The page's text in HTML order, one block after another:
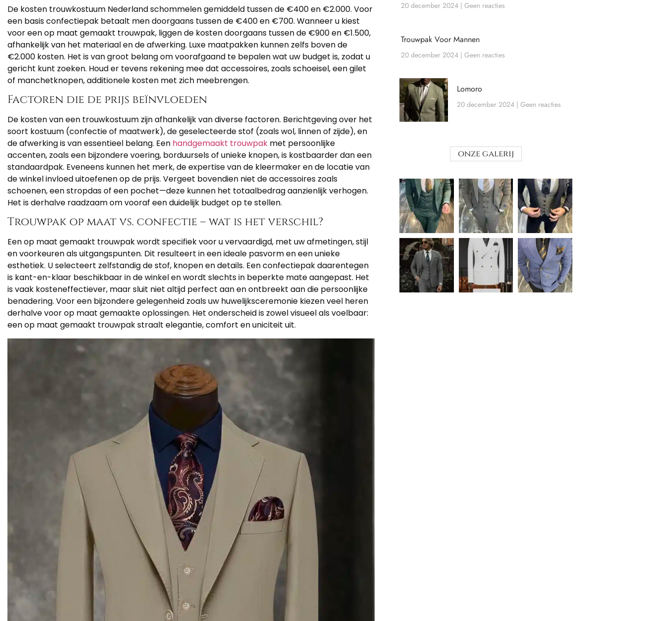
De kosten trouwkostuum Nederland schommelen gemiddeld tussen de €400 en €2.000. Voor
een basis confectiepak betaalt men doorgaans tussen de €400 en €700. Wanneer u kiest
voor een op maat gemaakt trouwpak, liggen de kosten doorgaans tussen de €900 en €1.500,
afhankelijk van het materiaal en de afwerking. Luxe maatpakken kunnen zelfs boven de
€2.000 kosten. Het is van groot belang om voorafgaand te bepalen wat uw budget is, zodat u
gericht kunt zoeken. Houd er tevens rekening mee dat accessoires, zoals schoeisel, een gilet
of manchetknopen, additionele kosten met zich meebrengen.
Factoren die de prijs beïnvloeden
De kosten van een trouwkostuum zijn afhankelijk van diverse factoren. Berichtgeving over het
soort kostuum (confectie of maatwerk), de geselecteerde stof (zoals wol, linnen of zijde), en
de afwerking is van essentieel belang. Een handgemaakt trouwpak met persoonlijke
accenten, zoals een bijzondere voering, borduursels of unieke knopen, is kostbaarder dan een
standaardpak. Eveneens kunnen het merk, de expertise van de kleermaker en de locatie van
de winkel invloed uitoefenen op de prijs. Vergeet bovendien niet de accessoires zoals
schoenen, een stropdas of een pochet—deze kunnen het totaalbedrag aanzienlijk verhogen.
Het is derhalve raadzaam om vooraf een duidelijk budget op te stellen.
Trouwpak op maat vs. confectie – wat is het verschil?
Een op maat gemaakt trouwpak wordt specifiek voor u vervaardigd, met uw afmetingen, stijl
en voorkeuren als uitgangspunten. Dit resulteert in een ideale pasvorm en een unieke
esthetiek. U selecteert zelfstandig de stof, knopen en details. Een confectiepak daarentegen
is kant-en-klaar beschikbaar in de winkel en wordt slechts in beperkte mate aangepast. Het
is vaak kosteneffectiever, maar sluit niet altijd perfect aan en ontbreekt aan die persoonlijke
benadering. Voor een bijzondere gelegenheid zoals uw huwelijksceremonie kiezen veel heren
derhalve voor op maat gemaakte oplossingen. Het onderscheid is zowel visueel als voelbaar:
een op maat gemaakt trouwpak straalt elegantie, comfort en uniciteit uit.
20 december 2024 Geen reacties
Trouwpak Voor Mannen
20 december 2024 Geen reacties
Lomoro
20 december 2024 Geen reacties
onze galerij